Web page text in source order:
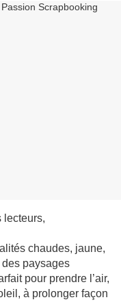
lecteurs,
chaudes, jaune,
paysages
pour prendre l’air,
à prolonger façon